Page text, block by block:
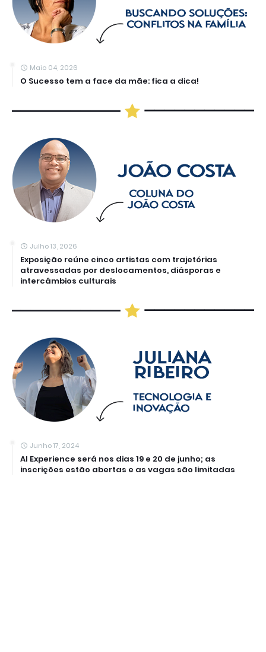
Maio 04, 2026
O Sucesso tem a face da mãe: fica a dica!
Julho 13, 2026
Exposição reúne cinco artistas com trajetórias
atravessadas por deslocamentos, diásporas e
intercâmbios culturais
Junho 17, 2024
AI Experience será nos dias 19 e 20 de junho; as
inscrições estão abertas e as vagas são limitadas